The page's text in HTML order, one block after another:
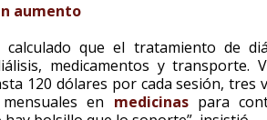
aumento
calculado que el tratamiento de
medicamentos y transporte.
120 dólares por cada sesión, tres
en medicinaspara